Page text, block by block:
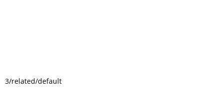
3/related/default